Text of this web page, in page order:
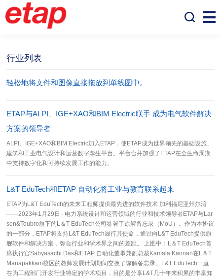
行业列表
轻松地将文件和图像直接拖放到单线图中。
ETAP与ALPI、IGE+XAO和BIM Electric联手 成为电气软件解决
方案的领导者
ALPI、IGE+XAO和BIM Electric加入ETAP，使ETAP成为世界领先的基础设施、
建筑和工业电气设计和运营数字孪生平台。平台合并加强了ETAP在全生命周期
中支持数字化和可持续发展工作的能力。
L&T EduTech和ETAP 自动化将工业与教育联系起来
ETAP为L&T EduTech的未来工程师提供最先进的软件技术 加利福尼亚州尔湾
——2023年1月29日 - 电力系统设计和运营领域的行业和技术领导者ETAP与Lar
sen&Toubro旗下的L＆T EduTech公司签署了谅解备忘录（MoU）。作为本协议
的一部分，ETAP将支持L&T EduTech履行其使命，通过向L&T EduTech提供旗
舰软件和解决方案，弥合行业和学术界之间的差距。 上图中：L＆T EduTech首
席执行官Sabyasachi Das和ETAP 自动化董事兼副总裁Kamala Kannan在L＆T
Manapakkam校区的教师发展计划期间交换了谅解备忘录。L&T EduTech一直
在为工程部门开发行业特定的学术项目，目的是分享L&T几十年来积累的丰富知